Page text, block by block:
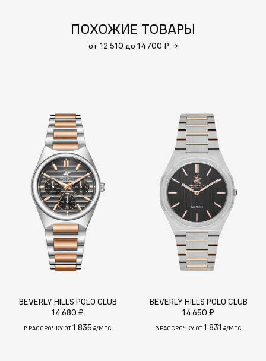
ПОХОЖИЕ ТОВАРЫ
от 12 510 до 14 700 ₽ →
BEVERLY HILLS POLO CLUB
14 680 ₽
В РАССРОЧКУ ОТ1 835 ₽/МЕС
BEVERLY HILLS POLO CLUB
14 650 ₽
В РАССРОЧКУ ОТ1 831 ₽/МЕС